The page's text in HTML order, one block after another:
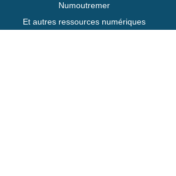
Numoutremer
Et autres ressources numériques